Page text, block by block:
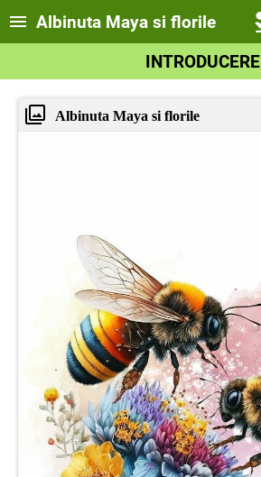
Albinuta Maya si florile
INTRODUCERE
Albinuta Maya si florile